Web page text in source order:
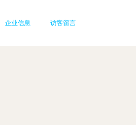
企业信息 访客留言